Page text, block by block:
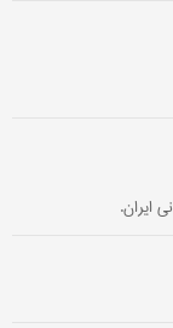
ایران.